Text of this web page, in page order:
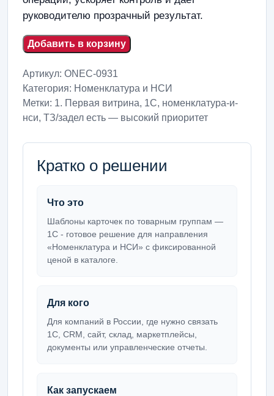
руководителю прозрачный результат.
Добавить в корзину
Артикул: ONEC-0931
Категория: Номенклатура и НСИ
Метки: 1. Первая витрина, 1С, номенклатура-и-
нси, ТЗ/задел есть — высокий приоритет
Кратко о решении
Что это
Шаблоны карточек по товарным группам —
1С - готовое решение для направления
«Номенклатура и НСИ» с фиксированной
ценой в каталоге.
Для кого
Для компаний в России, где нужно связать
1С, CRM, сайт, склад, маркетплейсы,
документы или управленческие отчеты.
Как запускаем